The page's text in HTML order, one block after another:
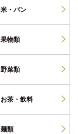
米・パン
果物類
野菜類
お茶・ 飲料
麺類